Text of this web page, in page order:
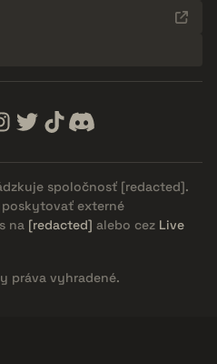
spoločnosť [redacted].
externé
na [redacted] alebo cez Live
práva vyhradené.